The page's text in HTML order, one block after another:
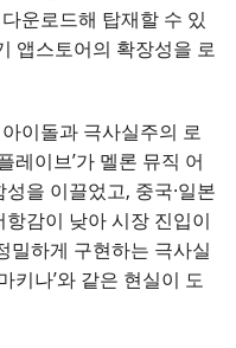
운로드해 탑재할 수 있
앱스토어의 확장성을 로
이돌과 극사실주의 로
레이브’가 멜론 뮤직 어
을 이끌었고, 중국·일본
감이 낮아 시장 진입이
밀하게 구현하는 극사실
키나’와 같은 현실이 도